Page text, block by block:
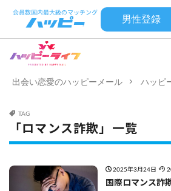
男性登録
出会い恋愛のハッピーメール ハッピ
TAG
「ロマンス詐欺」一覧
2025年3月24日
国際ロマンス詐